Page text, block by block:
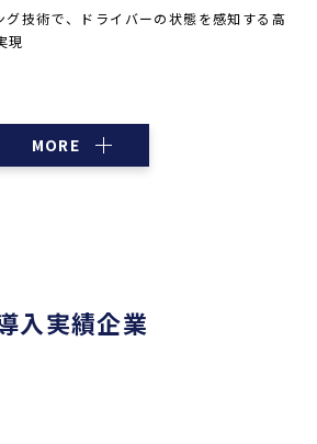
グ技術で、ドライバーの状態を感知する高
現
MORE
入実績企業